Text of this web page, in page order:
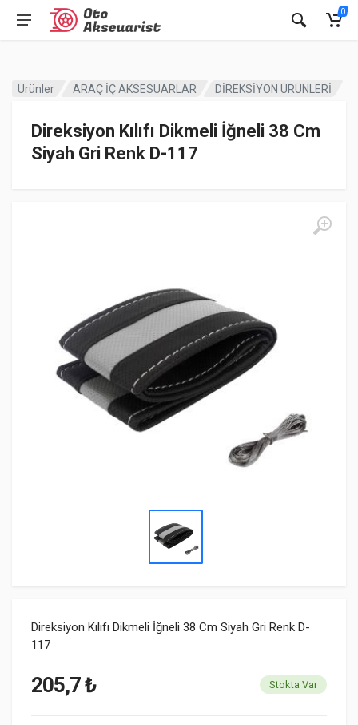
0
Ürünler ARAÇ İÇ AKSESUARLAR DİREKSİYON ÜRÜNLERİ
Direksiyon Kılıfı Dikmeli İğneli 38 Cm
Siyah Gri Renk D-117
Direksiyon Kılıfı Dikmeli İğneli 38 Cm Siyah Gri Renk D-
117
205,7 ₺ Stokta Var